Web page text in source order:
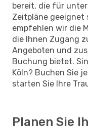
bereit, die für
Zeitpläne geeignet
empfehlen wir die
die Ihnen Zugang
Angeboten und
Buchung bietet.
Köln? Buchen Sie
starten Sie Ihre
Planen Sie